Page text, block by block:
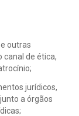
outras
canal de ética,
jurídicos,
a órgãos